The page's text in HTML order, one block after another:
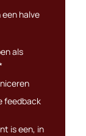
halve
als
feedback
is een, in